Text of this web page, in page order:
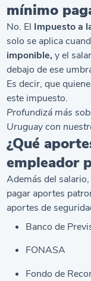
mínimo
No. El Impuesto a
solo se aplica
imponible, y el
debajo de ese
Es decir, que
este impuesto.
Profundizá más
Uruguaycon
¿Qué
empleador
Además del
pagar aportes
aportes de
Banco de
FONASA
Fondo de